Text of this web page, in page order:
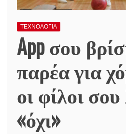
ΤΕΧΝΟΛΟΓΙΑ
App σου
παρέα για
οι φίλοι
«όχι»